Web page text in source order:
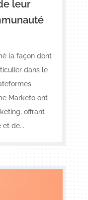
leur
la façon dont
dans le
Marketo ont
offrant
de...